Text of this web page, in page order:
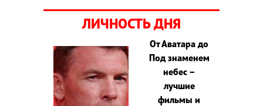
ЛИЧНОСТЬ ДНЯ
От Аватара до
Под знаменем
небес –
лучшие
фильмы и